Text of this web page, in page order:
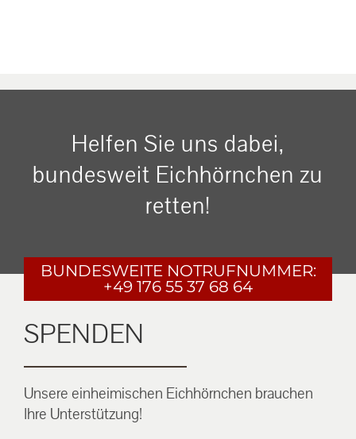
Helfen Sie uns dabei,
bundesweit Eichhörnchen zu
retten!
BUNDESWEITE NOTRUFNUMMER:
+49 176 55 37 68 64
SPENDEN
Unsere einheimischen Eichhörnchen brauchen
Ihre Unterstützung!